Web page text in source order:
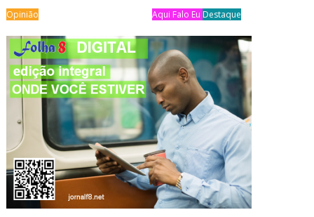
Opinião Aqui Falo Eu Destaque